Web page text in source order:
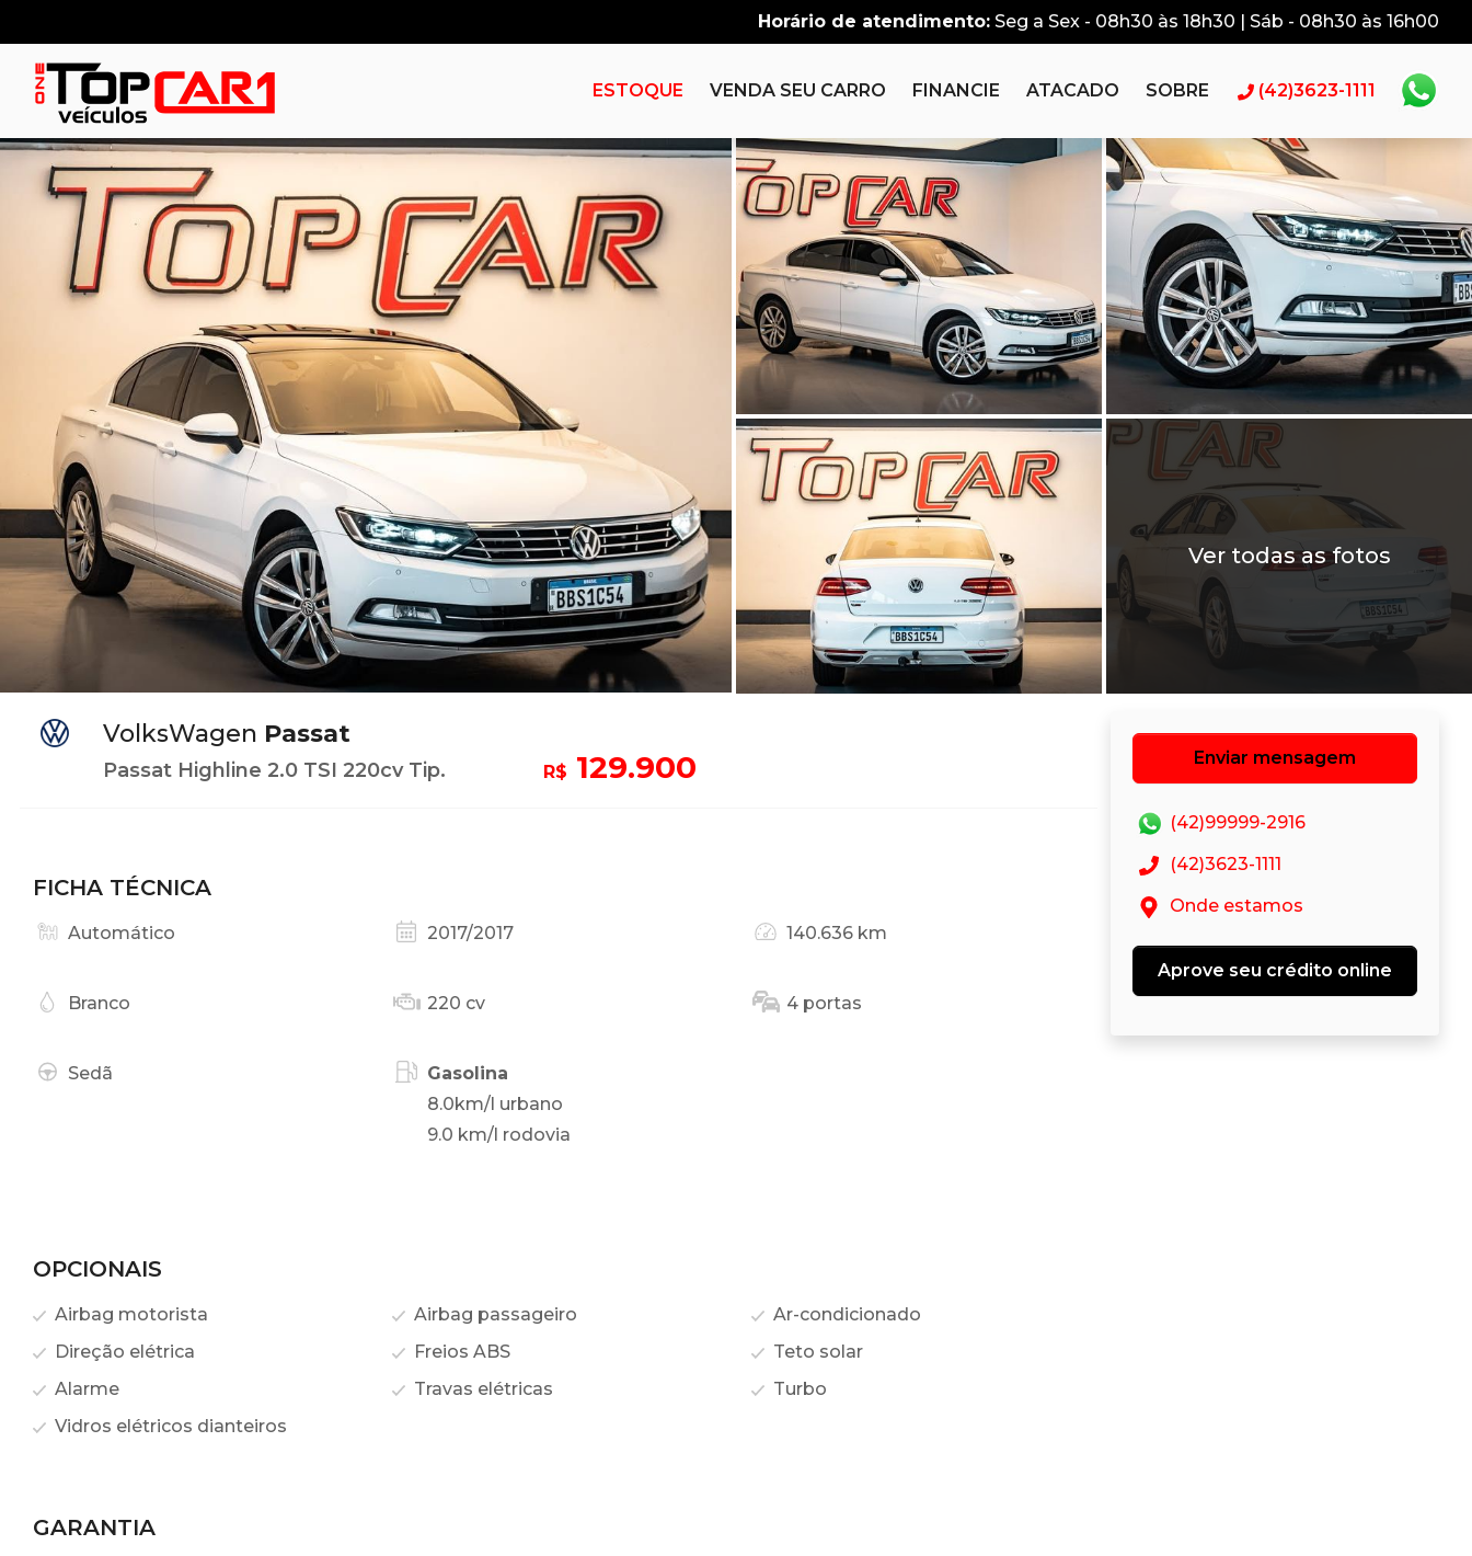
Horário de atendimento: Seg a Sex - 08h30 às 18h30 | Sáb - 08h30 às 16h00
ESTOQUE VENDA SEU CARRO FINANCIE ATACADO SOBRE (42)3623-1111
Ver todas as fotos
VolksWagen Passat
Passat Highline 2.0 TSI 220cv Tip. R$ 129.900
FICHA TÉCNICA
Automático 2017/2017 140.636 km
Branco 220 cv 4 portas
Sedã
Gasolina
8.0km/l urbano
9.0 km/l rodovia
OPCIONAIS
Airbag motorista Airbag passageiro
Ar-condicionado
Direção elétrica
Freios ABS
Teto solar
Alarme
Travas elétricas
Turbo
Vidros elétricos dianteiros
GARANTIA
Enviar mensagem
(42)99999-2916
(42)3623-1111
Onde estamos
Aprove seu crédito online